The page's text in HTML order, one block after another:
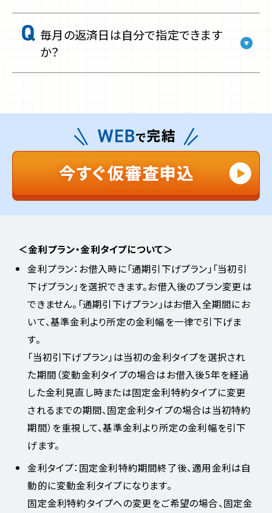
毎月の返済日は自分で指定できます
か？
＜金利プラン・金利タイプについて＞
金利プラン：お借入時に「通期引下げプラン」「当初引
下げプラン」を選択できます。お借入後のプラン変更は
できません。「通期引下げプラン」はお借入全期間にお
いて、基準金利より所定の金利幅を一律で引下げま
す。
「当初引下げプラン」は当初の金利タイプを選択され
た期間（変動金利タイプの場合はお借入後5年を経過
した金利見直し時または固定金利特約タイプに変更
されるまでの期間、固定金利タイプの場合は当初特約
期間）を重視して、基準金利より所定の金利幅を引下
げます。
金利タイプ：固定金利特約期間終了後、適用金利は自
動的に変動金利タイプになります。
固定金利特約タイプへの変更をご希望の場合、固定金